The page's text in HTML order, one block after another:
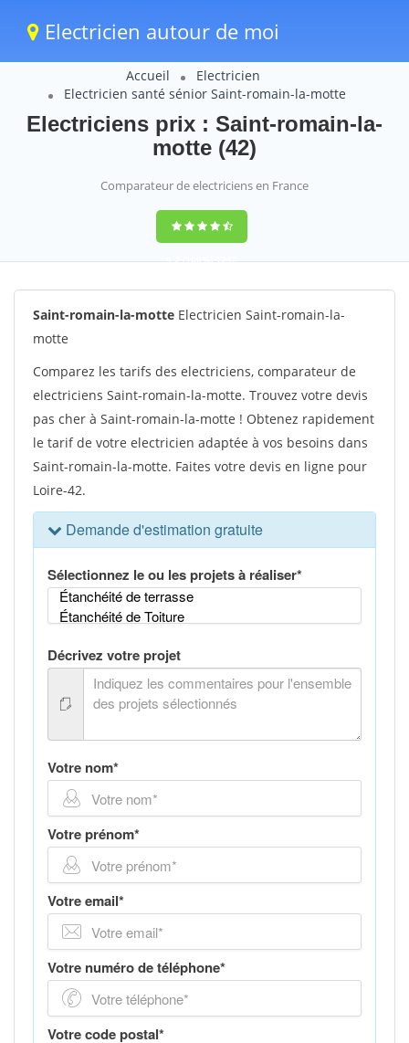
Electricien autour de moi
Accueil
Electricien
Electricien santé sénior Saint-romain-la-motte
Electriciens prix : Saint-romain-la-
motte (42)
Comparateur de electriciens en France
9,2(100%)1242
votes
Saint-romain-la-motte Electricien Saint-romain-la-
motte
Comparez les tarifs des electriciens, comparateur de
electriciens Saint-romain-la-motte. Trouvez votre devis
pas cher à Saint-romain-la-motte ! Obtenez rapidement
le tarif de votre electricien adaptée à vos besoins dans
Saint-romain-la-motte. Faites votre devis en ligne pour
Loire-42.